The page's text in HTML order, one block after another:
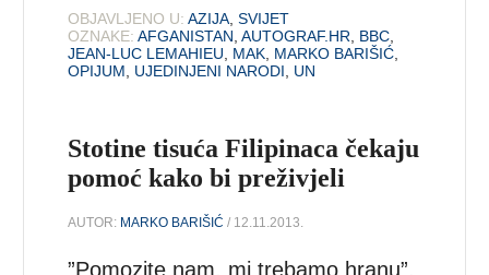
OBJAVLJENO U: AZIJA,SVIJET
OZNAKE: AFGANISTAN,AUTOGRAF.HR, BBC,
JEAN-LUC LEMAHIEU, MAK, MARKO BARIŠIĆ,
OPIJUM, UJEDINJENI NARODI, UN
Stotine tisuća Filipinaca čekaju
pomoć kako bi preživjeli
AUTOR: MARKO BARIŠIĆ / 12.11.2013.
”Pomozite nam, mi trebamo hranu”,